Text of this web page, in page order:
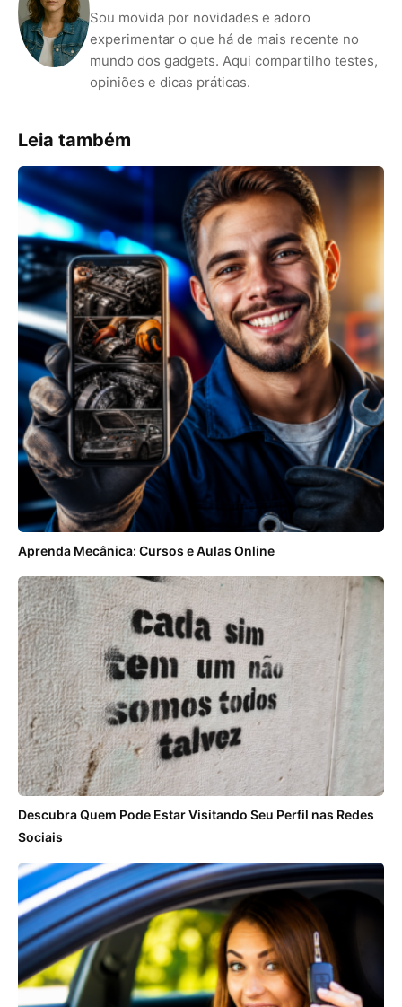
Sou movida por novidades e adoro
experimentar o que há de mais recente no
mundo dos gadgets. Aqui compartilho testes,
opiniões e dicas práticas.
Leia também
Aprenda Mecânica: Cursos e Aulas Online
Descubra Quem Pode Estar Visitando Seu Perfil nas Redes
Sociais